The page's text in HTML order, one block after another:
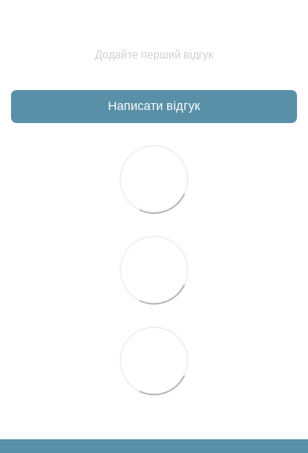
Додайте перший відгук
Написати відгук